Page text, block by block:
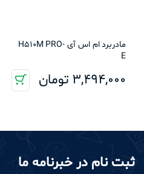
مادربرد ام اس آی H510M PRO-
E
3,494,000 تومان
ثبت نام در خبرنامه ما